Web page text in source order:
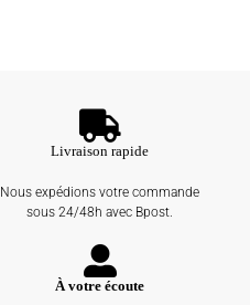
Livraison rapide
Nous expédions votre commande
sous 24/48h avec Bpost.
À votre écoute